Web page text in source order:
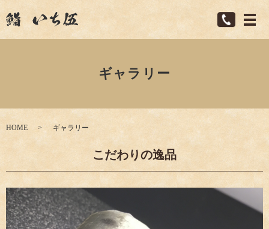
ギャラリー
HOME ギャラリー
こだわりの逸品